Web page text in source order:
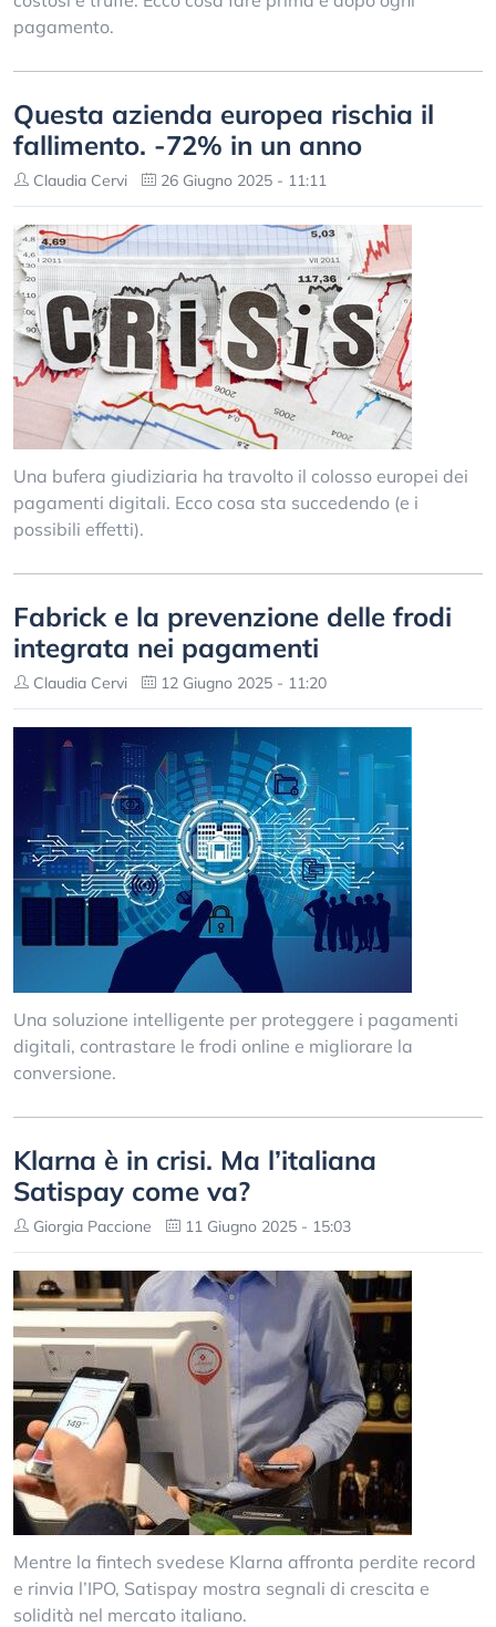
pagamento.
Questa azienda europea rischia il
fallimento. -72% in un anno
Claudia Cervi 26 Giugno 2025 - 11:11
Una bufera giudiziaria ha travolto il colosso europei dei
pagamenti digitali. Ecco cosa sta succedendo (e i
possibili effetti).
Fabrick e la prevenzione delle frodi
integrata nei pagamenti
Claudia Cervi 12 Giugno 2025 - 11:20
Una soluzione intelligente per proteggere i pagamenti
digitali, contrastare le frodi online e migliorare la
conversione.
Klarna è in crisi. Ma l’italiana
Satispay come va?
Giorgia Paccione 11 Giugno 2025 - 15:03
Mentre la fintech svedese Klarna affronta perdite record
e rinvia l’IPO, Satispay mostra segnali di crescita e
solidità nel mercato italiano.